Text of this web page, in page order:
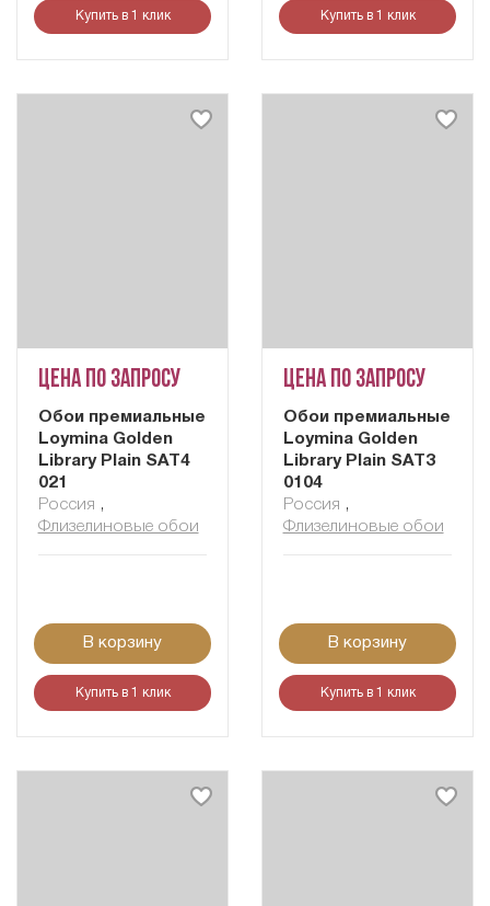
Купить в 1 клик Купить в 1 клик
Цена по запросу
Обои премиальные
Loymina Golden
Library Plain SAT4
021
Россия ,
Флизелиновые обои
В корзину
Купить в 1 клик
Цена по запросу
Обои премиальные
Loymina Golden
Library Plain SAT3
0104
Россия ,
Флизелиновые обои
В корзину
Купить в 1 клик